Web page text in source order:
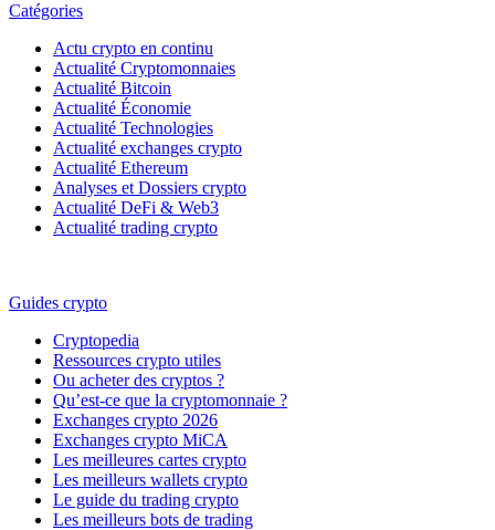
Catégories
Actu crypto en continu
Actualité Cryptomonnaies
Actualité Bitcoin
Actualité Économie
Actualité Technologies
Actualité exchanges crypto
Actualité Ethereum
Analyses et Dossiers crypto
Actualité DeFi & Web3
Actualité trading crypto
Guides crypto
Cryptopedia
Ressources crypto utiles
Ou acheter des cryptos ?
Qu’est-ce que la cryptomonnaie ?
Exchanges crypto 2026
Exchanges crypto MiCA
Les meilleures cartes crypto
Les meilleurs wallets crypto
Le guide du trading crypto
Les meilleurs bots de trading